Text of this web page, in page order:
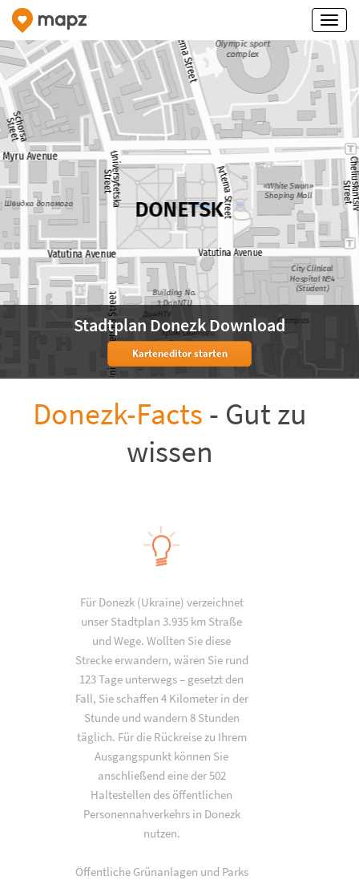
Stadtplan Donezk Download
Karteneditor starten
Donezk-Facts - Gut zu
wissen
Für Donezk (Ukraine) verzeichnet
unser Stadtplan 3.935 km Straße
und Wege. Wollten Sie diese
Strecke erwandern, wären Sie rund
123 Tage unterwegs – gesetzt den
Fall, Sie schaffen 4 Kilometer in der
Stunde und wandern 8 Stunden
täglich. Für die Rückreise zu Ihrem
Ausgangspunkt können Sie
anschließend eine der 502
Haltestellen des öffentlichen
Personennahverkehrs in Donezk
nutzen.
Öffentliche Grünanlagen und Parks